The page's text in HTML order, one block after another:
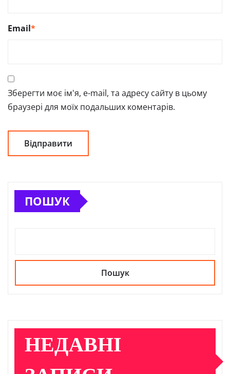
Email*
Зберегти моє ім'я, e-mail, та адресу сайту в цьому
браузері для моїх подальших коментарів.
ПОШУК
Пошук
НЕДАВНІ